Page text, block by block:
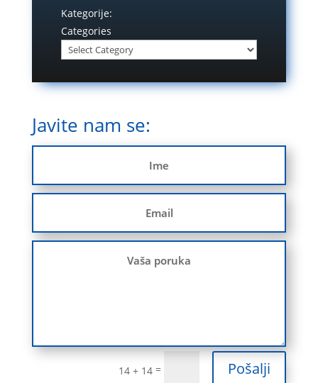
Kategorije:
Categories
Javite nam se:
14 + 14 = Pošalji